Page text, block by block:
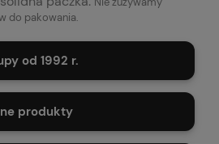
do pakowania.
od 1992 r.
produkty